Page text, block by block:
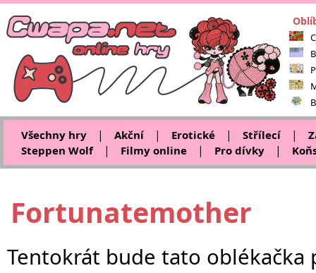
Všechny hry | Akční | Erotické | Střílecí |
Steppen Wolf
| Filmy online | Pro dívky |
Fortunatemother
Tentokrát bude tato